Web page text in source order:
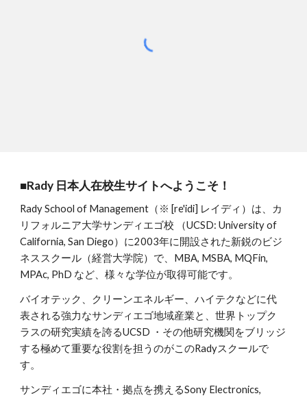
■Rady 日本人在校生サイトへようこそ！
Rady School of Management（※ [re'idi] レイディ）は、カ
リフォルニア大学サンディエゴ校 （UCSD: University of
California, San Diego）に2003年に開設された新鋭のビジ
ネススクール（経営大学院）で、MBA, MSBA, MQFin,
MPAc, PhD など、様々な学位が取得可能です。
バイオテック、クリーンエネルギー、ハイテクなどに代
表される強力なサンディエゴ地域産業と、世界トップク
ラスの研究実績を誇るUCSD ・その他研究機関をブリッジ
する極めて重要な役割を担うのがこのRadyスクールで
す。
サンディエゴに本社・拠点を携えるSony Electronics,